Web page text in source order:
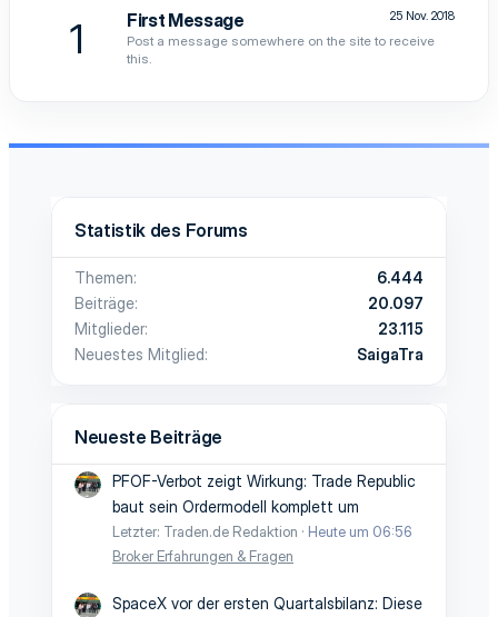
1 25 Nov. 2018
First Message
Post a message somewhere on the site to receive
this.
Statistik des Forums
Themen
6.444
Beiträge
20.097
Mitglieder
23.115
Neuestes Mitglied
SaigaTra
Neueste Beiträge
PFOF-Verbot zeigt Wirkung: Trade Republic
baut sein Ordermodell komplett um
Letzter: Traden.de Redaktion
Heute um 06:56
Broker Erfahrungen & Fragen
SpaceX vor der ersten Quartalsbilanz: Diese